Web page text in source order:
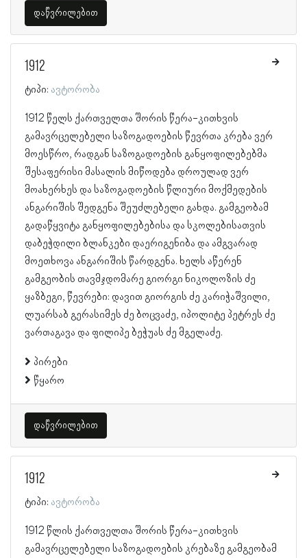
დაწვრილებით
1912
ტიპი: ავტორობა
1912 წელს ქართველთა შორის წერა-კითხვის
გამავრცელებელი საზოგადოების წევრთა კრება ვერ
მოესწრო, რადგან საზოგადოების განყოფილებებმა
შესაფერისი მასალის მიწოდება დროულად ვერ
მოახერხეს და საზოგადოების წლიური მოქმედების
ანგარიშის შედგენა შეუძლებელი გახდა. გამგეობამ
გადაწყვიტა განყოფილებებისა და სკოლებისათვის
დაბეჭდილი ბლანკები დაერიგენიბა და ამგვარად
მოეთხოვა ანგარიშის წარდგენა. ხელს აწერენ
გამგეობის თავმჯდომარე გიორგი ნიკოლოზის ძე
ყაზბეგი, წევრები: დავით გიორგის ძე კარიჭაშვილი,
ლუარსაბ გერასიმეს ძე ბოცვაძე, იპოლიტე პეტრეს ძე
ვართაგავა და ფილიპე ბეჭუას ძე მგელაძე.
პირები
წყარო
დაწვრილებით
1912
ტიპი: ავტორობა
1912 წლის ქართველთა შორის წერა-კითხვის
გამავრცელებელი საზოგადოების კრებაზე გამგეობამ